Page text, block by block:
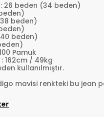
26 beden (34 beden)
beden)
beden)
Pamuk
162cm / 49kg
kullanılmıştır.
mavisi renkteki bu jean